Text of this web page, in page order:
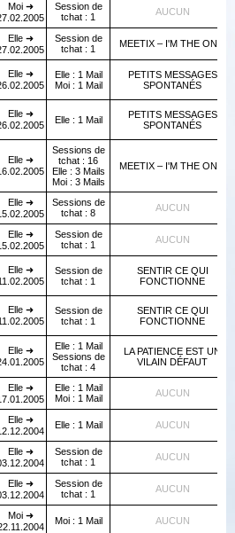
Moi ➜
Session de
tchat : 1
AUCUN
Elle ➜
Session de
tchat : 1
MEETIX – I'M THE ONE!
Elle ➜
Elle : 1 Mail
Moi : 1 Mail
PETITS MESSAGES
SPONTANÉS
Elle ➜
Elle : 1 Mail
PETITS MESSAGES
SPONTANÉS
Elle ➜
Sessions de
tchat : 16
Elle : 3 Mails
Moi : 3 Mails
MEETIX – I'M THE ONE!
Elle ➜
Sessions de
tchat : 8
AUCUN
Elle ➜
Session de
tchat : 1
AUCUN
Elle ➜
Session de
tchat : 1
SENTIR CE QUI
FONCTIONNE
Elle ➜
Session de
tchat : 1
SENTIR CE QUI
FONCTIONNE
Elle ➜
Elle : 1 Mail
Sessions de
tchat : 4
LA PATIENCE EST UN
VILAIN DÉFAUT
Elle ➜
Elle : 1 Mail
Moi : 1 Mail
AUCUN
Elle ➜
Elle : 1 Mail AUCUN
Elle ➜
Session de
tchat : 1
AUCUN
Elle ➜
Session de
tchat : 1
AUCUN
Moi ➜
Moi : 1 Mail AUCUN